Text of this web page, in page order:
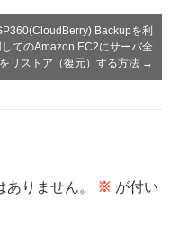
Backupを利
してのAmazon EC2にサーバ全
リストア（復元）する方法 →
りません。 ※ が付い